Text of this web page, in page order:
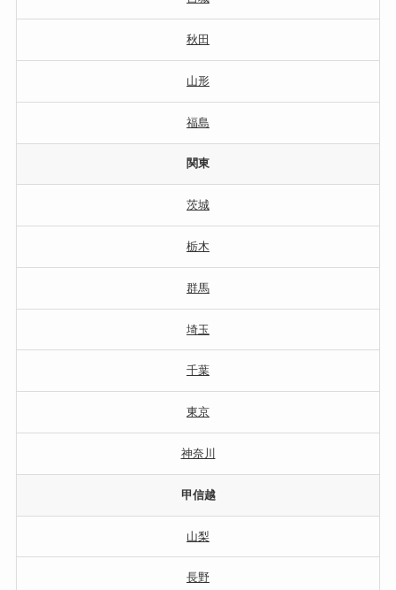
秋田
山形
福島
関東
茨城
栃木
群馬
埼玉
千葉
東京
神奈川
甲信越
山梨
長野